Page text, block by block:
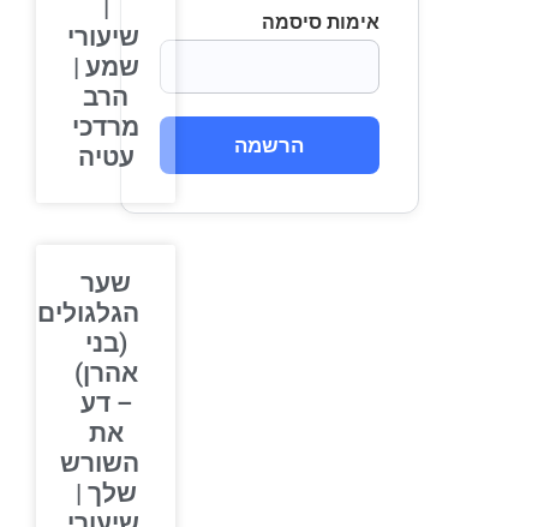
אימות סיסמה
הרשמה
שיעורי
שמע |
הרב
מרדכי
עטיה
שער
הגלגולים
(בני
אהרן)
– דע
את
השורש
שלך |